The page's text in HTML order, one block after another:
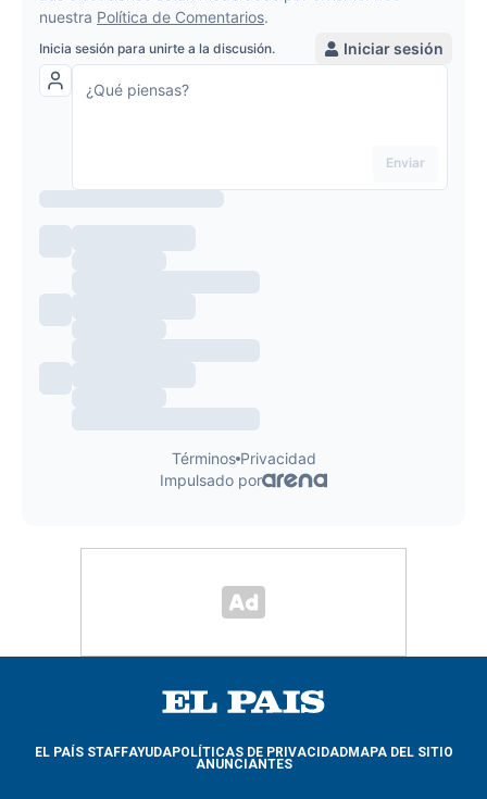
EL PAÍS STAFFAYUDAPOLÍTICAS DE PRIVACIDADMAPA DEL SITIO
ANUNCIANTES